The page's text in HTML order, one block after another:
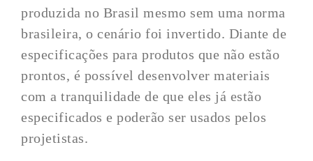
produzida no Brasil mesmo sem uma norma
brasileira, o cenário foi invertido. Diante de
especificações para produtos que não estão
prontos, é possível desenvolver materiais
com a tranquilidade de que eles já estão
especificados e poderão ser usados pelos
projetistas.